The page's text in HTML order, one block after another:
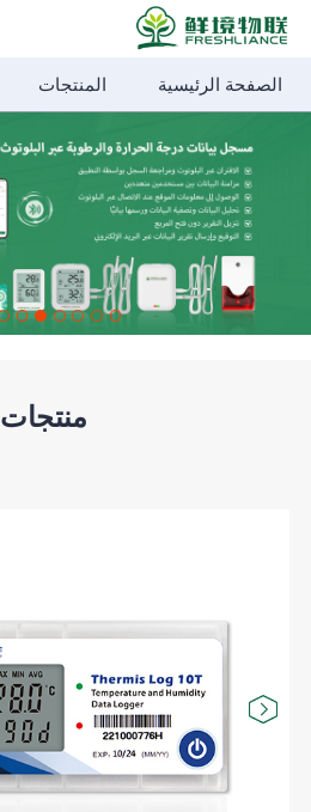
الصفحة
المنتجات
الصفحة الرئيسية المنتجات
منتجات